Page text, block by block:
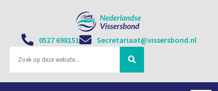
0527 698151 Secretariaat@vissersbond.nl